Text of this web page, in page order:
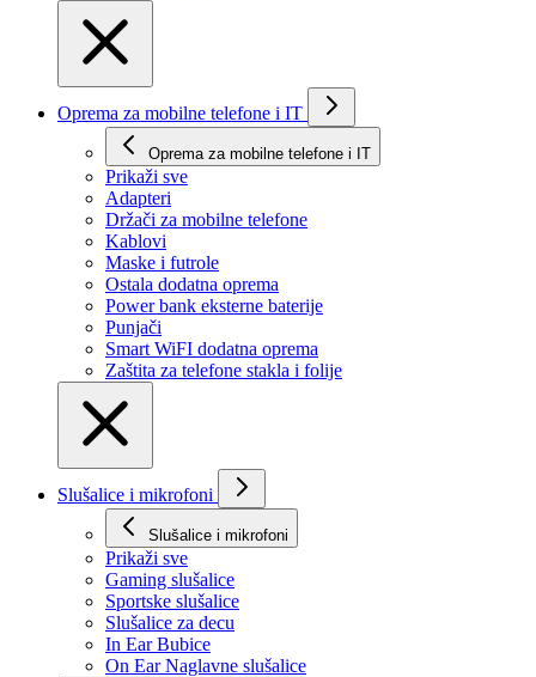
Oprema za mobilne telefone i IT
Oprema za mobilne telefone i IT
Prikaži svе
Adapteri
Držači za mobilne telefone
Kablovi
Maske i futrole
Ostala dodatna oprema
Power bank eksterne baterije
Punjači
Smart WiFI dodatna oprema
Zaštita za telefone stakla i folije
Slušalice i mikrofoni
Slušalice i mikrofoni
Prikaži svе
Gaming slušalice
Sportske slušalice
Slušalice za decu
In Ear Bubice
On Ear Naglavne slušalice